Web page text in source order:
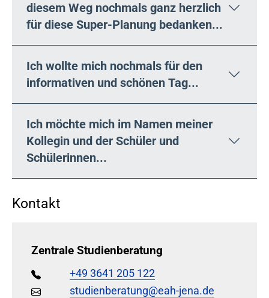
diesem Weg nochmals ganz herzlich
für diese Super-Planung bedanken...
Ich wollte mich nochmals für den
informativen und schönen Tag...
Ich möchte mich im Namen meiner
Kollegin und der Schüler und
Schülerinnen...
Kontakt
Zentrale Studienberatung
+49 3641 205 122
studienberatung@eah-jena.de